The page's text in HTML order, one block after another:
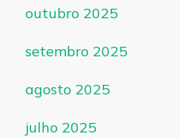
outubro 2025
setembro 2025
agosto 2025
julho 2025